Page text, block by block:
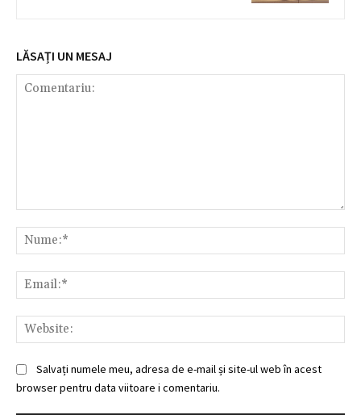
LĂSAȚI UN MESAJ
Salvați numele meu, adresa de e-mail și site-ul web în acest
browser pentru data viitoare i comentariu.